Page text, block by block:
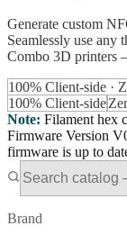
Generate custom
Seamlessly use
Combo 3D printers
100% Client-side ·
100% Client-side
Note: Filament hex
Firmware Version
firmware is up to
Brand